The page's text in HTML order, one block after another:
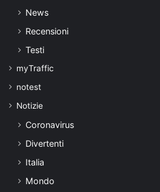
News
Recensioni
Testi
myTraffic
notest
Notizie
Coronavirus
Divertenti
Italia
Mondo